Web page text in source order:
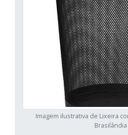
Imagem ilustrativa de Lixeira
Brasilândia